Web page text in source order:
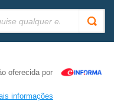
oferecida por
informações